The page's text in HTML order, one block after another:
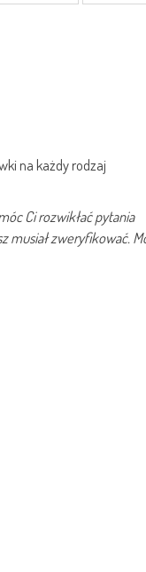
na każdy rodzaj
Ci rozwikłać pytania
musiał zweryfikować.